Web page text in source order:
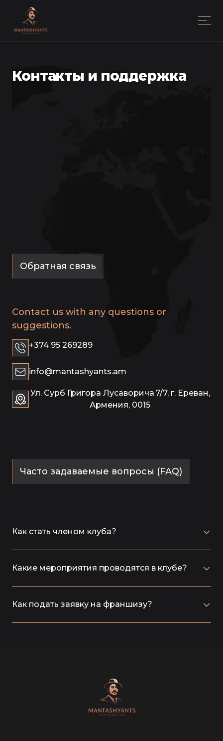
Контакты и поддержка
Обратная связь
Contact us with any questions or
suggestions.
+374 95 269289
info@mantashyants.am
Ул. Сурб Григора Лусаворича 7/7, г. Ереван,
Армения, 0015
Часто задаваемые вопросы (FAQ)
Как стать членом клуба?
Какие мероприятия проводятся в клубе?
Как подать заявку на франшизу?